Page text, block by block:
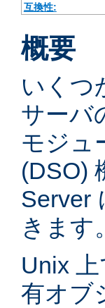
互換性:
概要
いくつ
サーバ
モジュ
(DSO)
Server
きます。
Unix
有オブ